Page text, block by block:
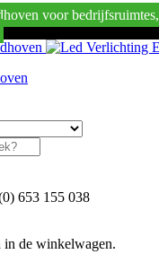
voor
653 155 038
in de winkelwagen.